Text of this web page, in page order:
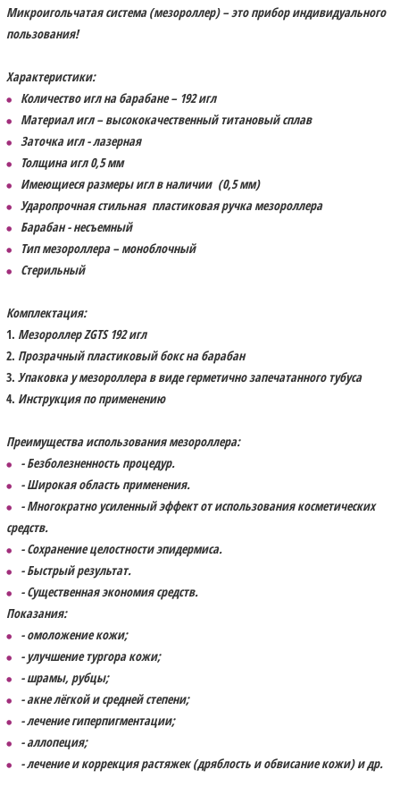
Микроигольчатая система (мезороллер) – это прибор индивидуального
пользования!
Характеристики:
Количество игл на барабане – 192 игл
Материал игл – высококачественный титановый сплав
Заточка игл - лазерная
Толщина игл 0,5 мм
Имеющиеся размеры игл в наличии (0,5 мм)
Ударопрочная стильная пластиковая ручка мезороллера
Барабан - несъемный
Тип мезороллера – моноблочный
Стерильный
Комплектация:
Мезороллер ZGTS 192 игл
Прозрачный пластиковый бокс на барабан
Упаковка у мезороллера в виде герметично запечатанного тубуса
Инструкция по применению
Преимущества использования мезороллера:
- Безболезненность процедур.
- Широкая область применения.
- Многократно усиленный эффект от использования косметических
средств.
- Сохранение целостности эпидермиса.
- Быстрый результат.
- Существенная экономия средств.
Показания:
- омоложение кожи;
- улучшение тургора кожи;
- шрамы, рубцы;
- акне лёгкой и средней степени;
- лечение гиперпигментации;
- аллопеция;
- лечение и коррекция растяжек (дряблость и обвисание кожи) и др.